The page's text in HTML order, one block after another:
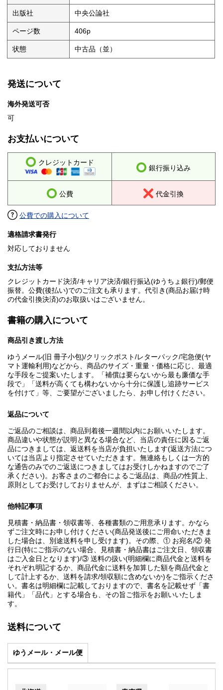
出版社 中央公論社
ページ数 406p
状態 中古品（並）
発送について
海外発送可否
可
お支払いについて
クレジットカード
銀行振り込み
公費 代金引換
公費での購入について
適格請求書発行
対応しておりません
支払方法等
クレジットカード決済/キャリア決済/銀行振込(ゆうちょ銀行)/郵便
振替。公費(後払い)でのご注文も承ります。代引き(商品お届け時
の代金引換決済)のお取扱いはございません。
書籍の購入について
商品引き渡し方法
ゆうメール(旧 冊子小包)/クリックポスト/レターパック/宅急便(ヤ
マト運輸利用)などから、商品のサイズ・重量・価格に応じ、最適
な手段をご提案いたします。「補償は要らないから最も廉価な手
段で」「送料が高くても構わないから十分に保護し追跡サービス
を付けて」等、ご要望がございましたら、お申し付けください。
返品について
ご返品のご相談は、商品到着後一週間以内にお願いいたします。
商品違いや状態が説明と異なる場合など、当店の責任に因るご返
品につきましては、返送料を当店が負担いたします(返送方法につ
いては当店より指定させていただきます。無連絡もしくは一方的
な通告のみでのご返送につきましてはお受けしかねますのでご了
承ください)。お客さまのご都合によるご返品は、商品の性質上、
原則としてお受けしておりませんが、まずはご相談ください。
他特記事項
見積書・納品書・領収書等、各種書類のご用意承ります。かなら
ずご注文時にお申し付けください(商品発送後にご用命いただきま
した場合は、別途送料を申し受けます)。その際、① お宛名/② 発
行日(特にご指示のない場合、見積書・納品書はご注文日、領収書
はご入金日となります)/③ 送料の扱い(明細欄に商品代金と送料を
それぞれ明記するか、商品代金に送料を加算した額を商品代金と
して計上するか、送料を請求/領収額に含めないか)をご指示くださ
い。書名は明細欄に記載しておりますので、書名を記載せず「書
籍代」「品代」とする場合も、その旨ご指示をお願いいたしま
す。
送料について
ゆうメール・メール便